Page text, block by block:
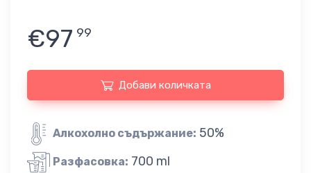
€97 99
Добави количката
Алкохолно съдържание: 50%
Разфасовка: 700 ml